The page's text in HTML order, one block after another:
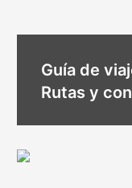
Guía de
Rutas y